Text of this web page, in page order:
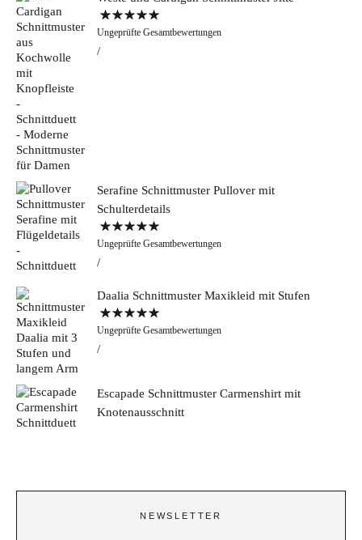
Bewertet mit
5.00von 5
Ungeprüfte Gesamtbewertungen
Serafine Schnittmuster Pullover mit
Schulterdetails
Bewertet mit
5.00von 5
Ungeprüfte Gesamtbewertungen
Daalia Schnittmuster Maxikleid mit Stufen
Bewertet mit
5.00von 5
Ungeprüfte Gesamtbewertungen
Escapade Schnittmuster Carmenshirt mit
Knotenausschnitt
NEWSLETTER